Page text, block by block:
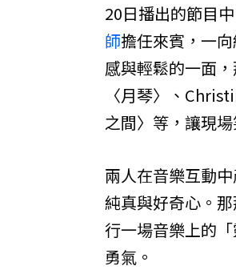
20日播出的節目
師擔任來賓，一
感與輕鬆的一面
〈月琴〉、
之間〉等，讓現
兩人在音樂互動
純真與好奇心。
行一場音樂上的
勇氣。